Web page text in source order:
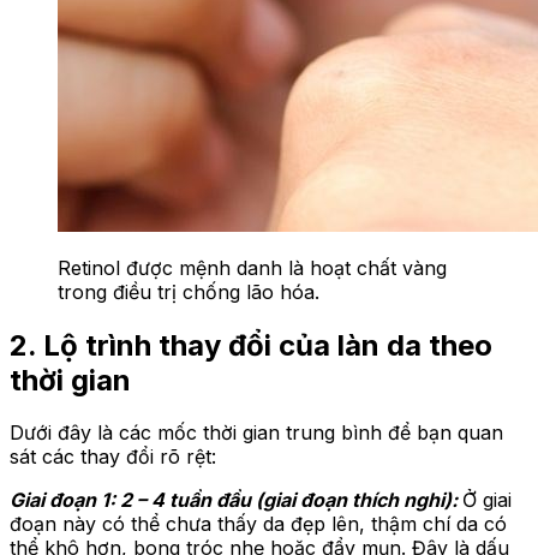
Retinol được mệnh danh là hoạt chất vàng
trong điều trị chống lão hóa.
2. Lộ trình thay đổi của làn da theo
thời gian
Dưới đây là các mốc thời gian trung bình để bạn quan
sát các thay đổi rõ rệt:
Giai đoạn 1: 2 – 4 tuần đầu (giai đoạn thích nghi): Ở giai
đoạn này có thể chưa thấy da đẹp lên, thậm chí da có
thể khô hơn, bong tróc nhẹ hoặc đẩy mụn. Đây là dấu